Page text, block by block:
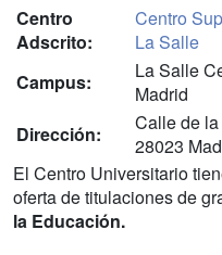
Centro
Adscrito:
Centro
La Salle
Campus:
La Salle
Madrid
Dirección:
Calle de
28023
El Centro Universitario
oferta de titulaciones de
la Educación.